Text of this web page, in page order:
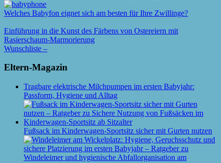
Welches Babyfon eignet sich am besten für Ihre Zwillinge?
Einführung in die Kunst des Färbens von Ostereiern mit
Rasierschaum-Marmorierung
Wunschliste –
Eltern-Magazin
Tragbare elektrische Milchpumpen im ersten Babyjahr:
Passform, Hygiene und Alltag
Fußsack im Kinderwagen-Sportsitz sicher mit Gurten nutzen